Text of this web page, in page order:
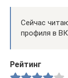
Сейчас
профиля в
Рейтинг